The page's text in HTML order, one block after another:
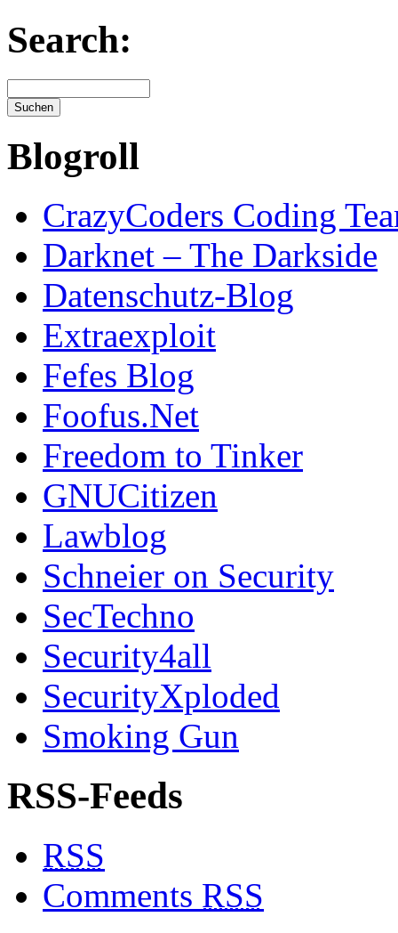
Search:
Blogroll
CrazyCoders Coding
Darknet – The Darkside
Datenschutz-Blog
Extraexploit
Fefes Blog
Foofus.Net
Freedom to Tinker
GNUCitizen
Lawblog
Schneier on Security
SecTechno
Security4all
SecurityXploded
Smoking Gun
RSS-Feeds
RSS
Comments RSS